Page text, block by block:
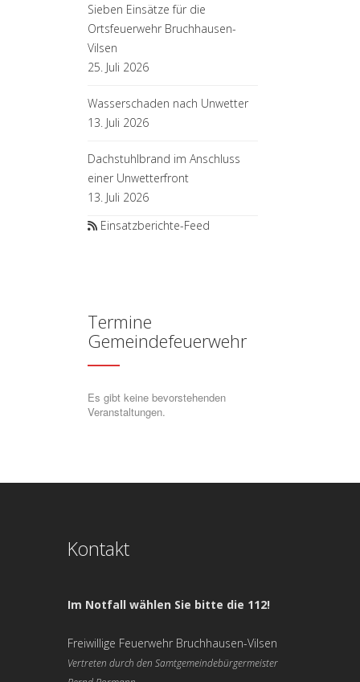
Sieben Einsätze für die
Ortsfeuerwehr Bruchhausen-
Vilsen
25. Juli 2026
Wasserschaden nach Unwetter
13. Juli 2026
Dachstuhlbrand im Anschluss
einer Unwetterfront
13. Juli 2026
Einsatzberichte-Feed
Termine
Gemeindefeuerwehr
Es gibt keine bevorstehenden
Veranstaltungen.
Kontakt
Im Notfall wählen Sie bitte die 112!
Freiwillige Feuerwehr Bruchhausen-Vilsen
Vertreten durch den Samtgemeindebürgermeister